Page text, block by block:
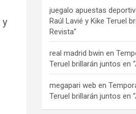
y
juegalo apuestas
Raúl Lavié y Kike Teruel
Revista”
real madrid bwin en
Teruel brillarán juntos en
megapari web en
Teruel brillarán juntos en